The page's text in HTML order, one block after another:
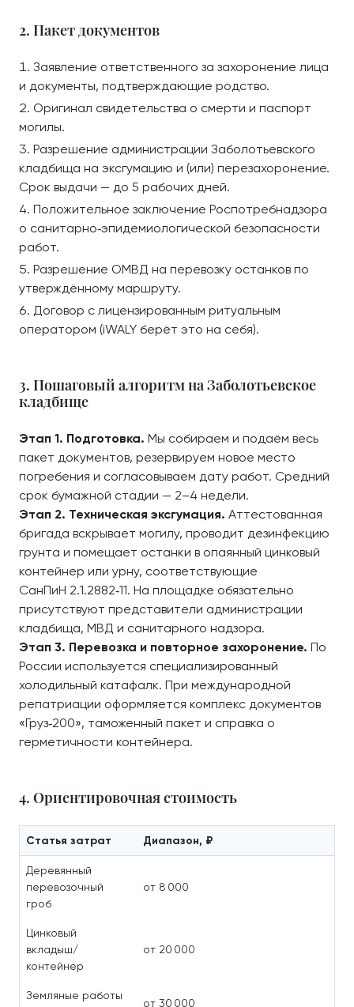
2. Пакет документов
Заявление ответственного за захоронение лица
и документы, подтверждающие родство.
Оригинал свидетельства о смерти и паспорт
могилы.
Разрешение администрации Заболотьевского
кладбища на эксгумацию и (или) перезахоронение.
Срок выдачи — до 5 рабочих дней.
Положительное заключение Роспотребнадзора
о санитарно‑эпидемиологической безопасности
работ.
Разрешение ОМВД на перевозку останков по
утверждённому маршруту.
Договор с лицензированным ритуальным
оператором (iWALY берёт это на себя).
3. Пошаговый алгоритм на Заболотьевское
кладбище
Этап 1. Подготовка. Мы собираем и подаём весь
пакет документов, резервируем новое место
погребения и согласовываем дату работ. Средний
срок бумажной стадии — 2–4 недели.
Этап 2. Техническая эксгумация. Аттестованная
бригада вскрывает могилу, проводит дезинфекцию
грунта и помещает останки в опаянный цинковый
контейнер или урну, соответствующие
СанПиН 2.1.2882‑11. На площадке обязательно
присутствуют представители администрации
кладбища, МВД и санитарного надзора.
Этап 3. Перевозка и повторное захоронение. По
России используется специализированный
холодильный катафалк. При международной
репатриации оформляется комплекс документов
«Груз‑200», таможенный пакет и справка о
герметичности контейнера.
4. Ориентировочная стоимость
Статья затрат Диапазон, ₽
Деревянный
перевозочный
гроб
от 8 000
Цинковый
вкладыш/
контейнер
от 20 000
Земляные работы
от 30 000